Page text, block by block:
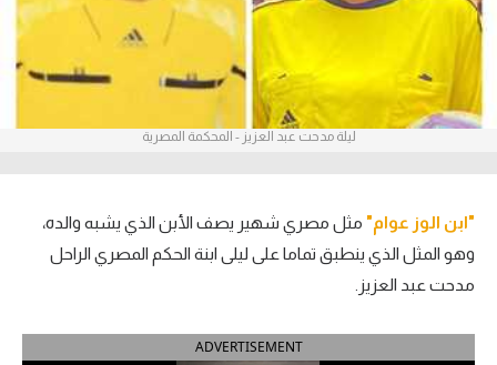
بطولات
أمريكا 2026
الدوري الإسباني
ليلة مدحت عبد العزيز - المحكمة المصرية
"ابن الوز عوام" مثل مصري شهير يصف الأبن الذي يشبه والده،
وهو المثل الذي ينطبق تماما على ليلى ابنة الحكم المصري الراحل
مدحت عبد العزيز.
ADVERTISEMENT